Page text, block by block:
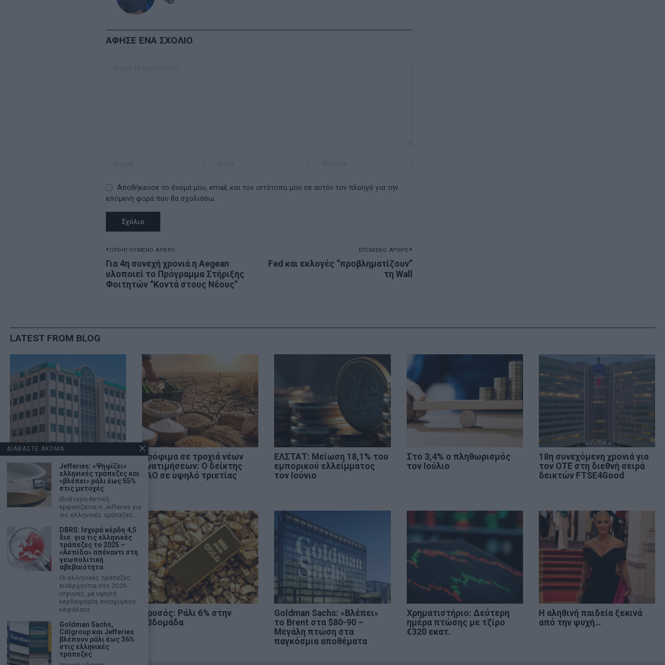
ΑΦΗΣΕ ΕΝΑ ΣΧΟΛΙΟ
Αποθήκευσε το όνομά μου, email, και τον ιστότοπο μου σε αυτόν τον πλοηγό για την
επόμενη φορά που θα σχολιάσω.
Πλοήγηση
άρθρων
ΠΡΟΗΓΟΥΜΕΝΟ ΑΡΘΡΟ
Previous
post:
Για 4η συνεχή χρονιά η Aegean
υλοποιεί το Πρόγραμμα Στήριξης
Φοιτητών “Κοντά στους Νέους”
ΕΠΟΜΕΝΟ ΑΡΘΡΟ
Next
Fed και εκλογές “προβληματίζουν”
τη Wall
LATEST FROM BLOG
Χρηματιστήριο: Κλείσιμο
πάνω από τις 2.600
μονάδες και νέα θετική
εβδομάδα
Τρόφιμα σε τροχιά νέων
ανατιμήσεων: Ο δείκτης
FAO σε υψηλό τριετίας
ΕΛΣΤΑΤ: Μείωση 18,1% του
εμπορικού ελλείμματος
τον Ιούνιο
Στο 3,4% ο πληθωρισμός
τον Ιούλιο
18η συνεχόμενη χρονιά για
τον ΟΤΕ στη διεθνή σειρά
δεικτών FTSE4Good
Κ. Βελόπουλος: «Η Ελληνική
Λύση θα κυβερνήσει»
Χρυσός: Ράλι 6% στην
εβδομάδα
Goldman Sachs: «Βλέπει»
το Brent στα $80-90 –
Μεγάλη πτώση στα
παγκόσμια αποθέματα
Χρηματιστήριο: Δεύτερη
ημέρα πτώσης με τζίρο
€320 εκατ.
Η αληθινή παιδεία ξεκινά
από την ψυχή…
ΔΙΑΒΑΣΤΕ ΑΚΟΜΑ
Jefferies: «Ψηφίζει»
ελληνικές τράπεζες και
«βλέπει» ράλι έως 55%
στις μετοχές
Ιδιαίτερα θετική
εμφανίζεται η Jefferies για
τις ελληνικές τράπεζες.
DBRS: Ισχυρά κέρδη 4,5
δισ. για τις ελληνικές
τράπεζες το 2025 –
«Ασπίδα» απέναντι στη
γεωπολιτική
αβεβαιότητα
Οι ελληνικές τράπεζες
εισέρχονται στο 2026
ισχυρές, με υψηλή
κερδοφορία, ενισχυμένα
κεφάλαια.
Goldman Sachs,
Citigroup και Jefferies
βλέπουν ράλι έως 36%
στις ελληνικές
τράπεζες